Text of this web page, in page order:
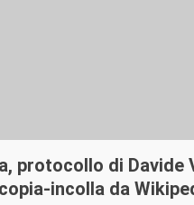
protocollo di Davide
incolla da